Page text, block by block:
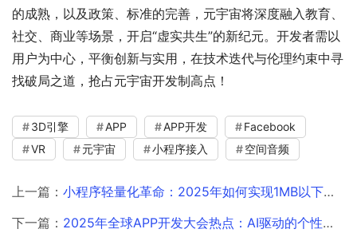
的成熟，以及政策、标准的完善，元宇宙将深度融入教育、
社交、商业等场景，开启“虚实共生”的新纪元。开发者需以
用户为中心，平衡创新与实用，在技术迭代与伦理约束中寻
找破局之道，抢占元宇宙开发制高点！
3D引擎 APP APP开发
Facebook
VR
元宇宙 小程序接入 空间音频
上一篇： 小程序轻量化革命：2025年如何实现1MB以下应用？
下一篇： 2025年全球APP开发大会热点：AI驱动的个性化开发新路径分析